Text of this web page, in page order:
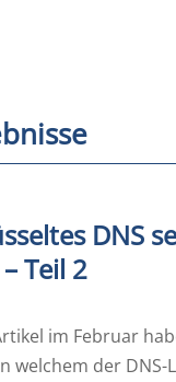
DNS
Teil 2
im Februar
welchem der DNS-